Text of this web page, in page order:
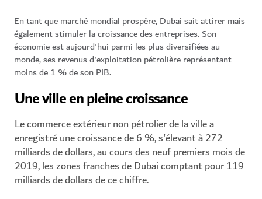
En tant que marché mondial prospère, Dubai sait attirer mais
également stimuler la croissance des entreprises. Son
économie est aujourd'hui parmi les plus diversifiées au
monde, ses revenus d'exploitation pétrolière représentant
moins de 1 % de son PIB.
Une ville en pleine croissance
Le commerce extérieur non pétrolier de la ville a
enregistré une croissance de 6 %, s'élevant à 272
milliards de dollars, au cours des neuf premiers mois de
2019, les zones franches de Dubai comptant pour 119
milliards de dollars de ce chiffre.